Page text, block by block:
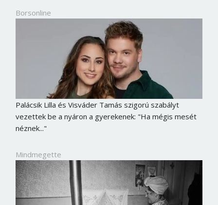
Borsonline
Palácsik Lilla és Visváder Tamás szigorú szabályt
vezettek be a nyáron a gyerekenek: "Ha mégis mesét
néznek..."
Mindmegette